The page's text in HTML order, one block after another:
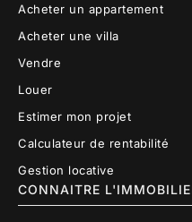
Acheter un appartement
Acheter une villa
Vendre
Louer
Estimer mon projet
Calculateur de rentabilité
Gestion locative
CONNAITRE